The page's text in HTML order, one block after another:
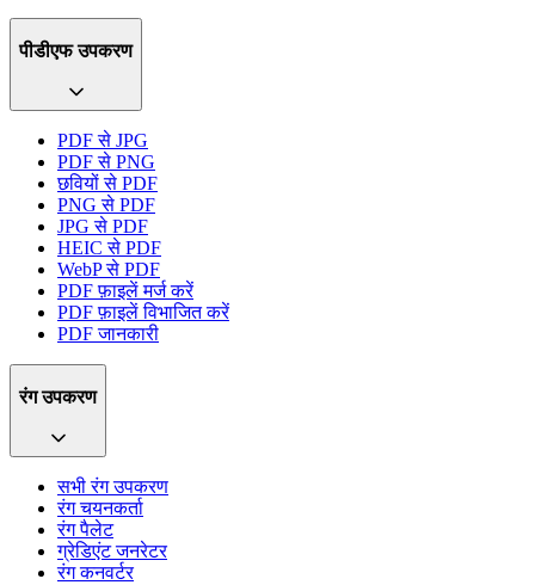
पीडीएफ उपकरण
PDF से JPG
PDF से PNG
छवियों से PDF
PNG से PDF
JPG से PDF
HEIC से PDF
WebP से PDF
PDF फ़ाइलें मर्ज करें
PDF फ़ाइलें विभाजित करें
PDF जानकारी
रंग उपकरण
सभी रंग उपकरण
रंग चयनकर्ता
रंग पैलेट
ग्रेडिएंट जनरेटर
रंग कनवर्टर